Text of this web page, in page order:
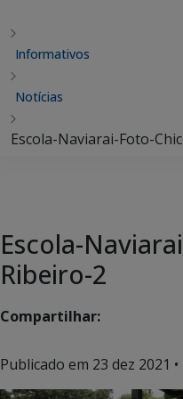
Informativos
Notícias
Escola-Naviarai-Foto-
Escola-
Ribeiro-2
Compartilhar:
Publicado em 23 dez 2021